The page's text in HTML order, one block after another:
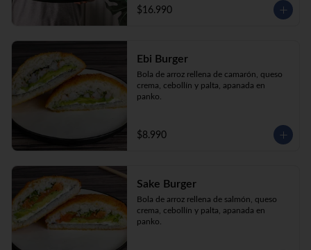
**Imagen Referencial**
en palta.
Gyosas a elección  (5u)  + 2 bebidas
**Imagen Referencial**
$16.990
Ebi Burger
Bola de arroz rellena de camarón, queso
crema, cebollín y palta, apanada en
panko.
$8.990
Sake Burger
Bola de arroz rellena de salmón, queso
crema, cebollín y palta, apanada en
panko.